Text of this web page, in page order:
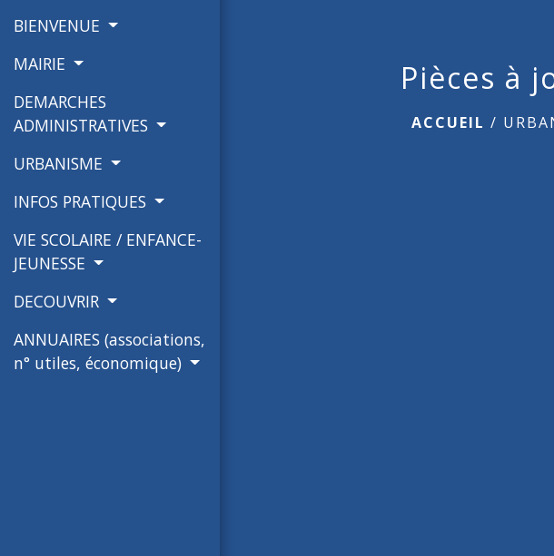
BIENVENUE
MAIRIE
DEMARCHES
ADMINISTRATIVES
URBANISME
INFOS PRATIQUES
VIE SCOLAIRE / ENFANCE-
JEUNESSE
DECOUVRIR
ANNUAIRES (associations,
n° utiles, économique)
Pièces à
ACCUEIL /